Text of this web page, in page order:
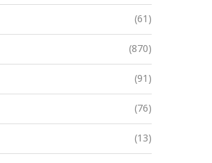
(61)
(870)
(91)
(76)
(13)